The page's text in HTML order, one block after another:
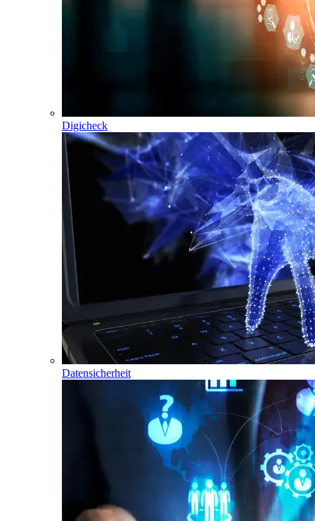
Digicheck
Datensicherheit